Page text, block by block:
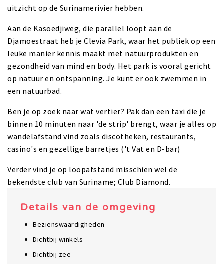
uitzicht op de Surinamerivier hebben.
Aan de Kasoedjiweg, die parallel loopt aan de
Djamoestraat heb je Clevia Park, waar het publiek op een
leuke manier kennis maakt met natuurprodukten en
gezondheid van mind en body. Het park is vooral gericht
op natuur en ontspanning. Je kunt er ook zwemmen in
een natuurbad.
Ben je op zoek naar wat vertier? Pak dan een taxi die je
binnen 10 minuten naar 'de strip' brengt, waar je alles op
wandelafstand vind zoals discotheken, restaurants,
casino's en gezellige barretjes ('t Vat en D-bar)
Verder vind je op loopafstand misschien wel de
bekendste club van Suriname; Club Diamond.
Details van de omgeving
Bezienswaardigheden
Dichtbij winkels
Dichtbij zee